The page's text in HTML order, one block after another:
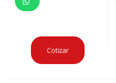
Cotizar